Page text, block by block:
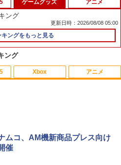
ケース 24枚収納 for Nintendo S
2 Pixel - 緑 -
microSD Express Card 256
便OK]【新品】【PS5】MotoGP
版］[在庫品]
ュー評価上昇中】 新型 PS5 Slim /
USB付き 低騒音 急速冷却 放熱
テ5スリム用 ディスク/デジタル版
周辺機器 PS5 Pro 新型PS5
ゲームグッズ
ング
更新日時：2026/08/08 05:00
ングをもっと見る
アニメ
ング
トゥーン レイダース|オンライン
5 デジタル・エディション
Xbox
品】Xbox ワイヤレス コントロー
アニメ
限定】劇場版モノノ怪
ナル特典:オリジナル巾着＋メー
典:【坤と離】二振りの剣、十翼よ
る！スタジオ描き下ろしイラスト
ムコ、AM機新商品プレス向け
催